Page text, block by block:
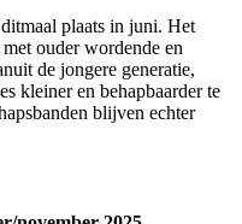
plaats in juni. Het
ouder wordende en
de jongere generatie,
kleiner en behapbaarder te
blijven echter